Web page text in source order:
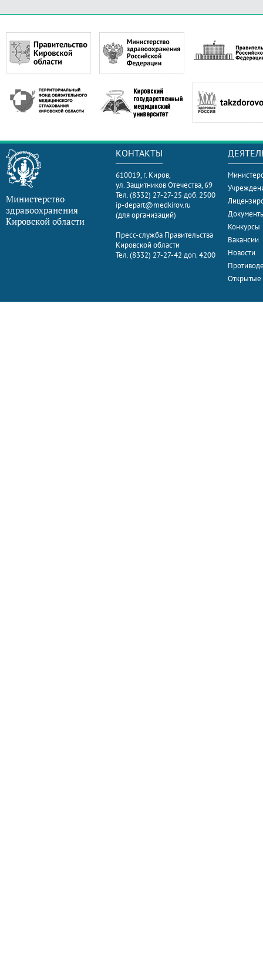
Министерство
здравоохранения
Кировской области
КОНТАКТЫ
610019, г. Киров,
ул. Защитников Отечества, 69
Тел. (8332) 27-27-25 доб. 2500
ip-depart@medkirov.ru
(для организаций)
Пресс-служба Правительства
Кировской области
Тел. (8332) 27-27-42 доп. 4200
Конкурсы
Вакансии
Новости